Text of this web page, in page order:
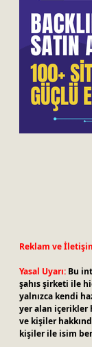
Reklam ve
Yasal Uyarı: Bu
şahıs şirketi ile
yalnızca kendi
yer alan içerikler
ve kişiler
kişiler ile isim